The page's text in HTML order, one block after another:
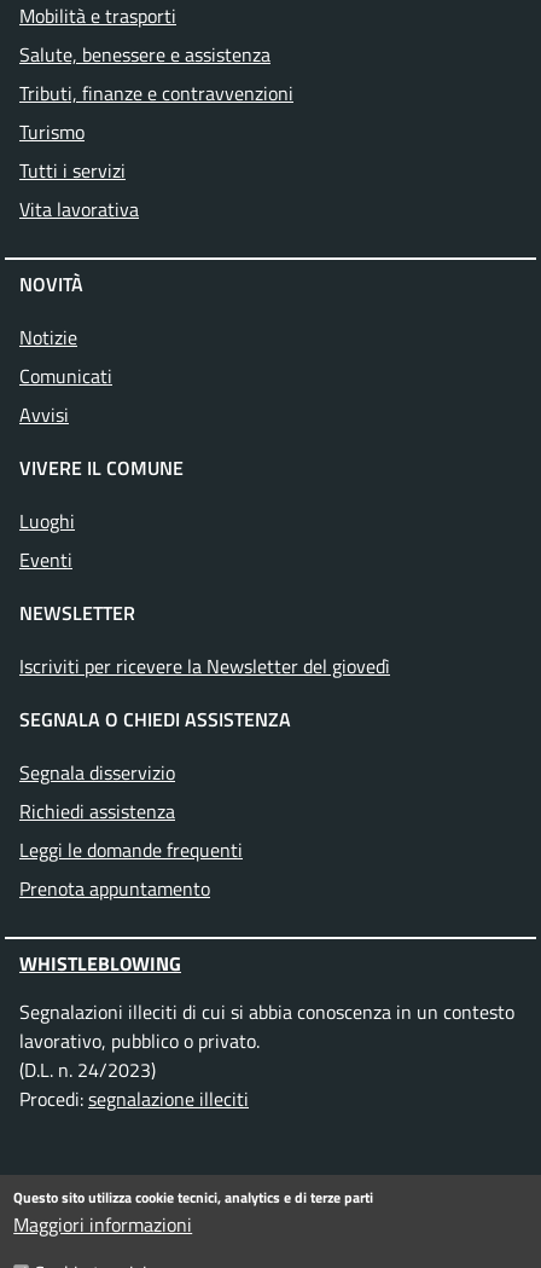
Mobilità e trasporti
Salute, benessere e assistenza
Tributi, finanze e contravvenzioni
Turismo
Tutti i servizi
Vita lavorativa
NOVITÀ
Notizie
Comunicati
Avvisi
VIVERE IL COMUNE
Luoghi
Eventi
NEWSLETTER
Iscriviti per ricevere la Newsletter del giovedì
SEGNALA O CHIEDI ASSISTENZA
Segnala disservizio
Richiedi assistenza
Leggi le domande frequenti
Prenota appuntamento
WHISTLEBLOWING
Segnalazioni illeciti di cui si abbia conoscenza in un contesto
lavorativo, pubblico o privato.
(D.L. n. 24/2023)
Procedi:segnalazione illeciti
SEGUICI SU
Facebook
Instagram
Telegram
TwitterWhatsApp
YouTube
Questo sito utilizza cookie tecnici, analytics e di terze parti
Maggiori informazioni